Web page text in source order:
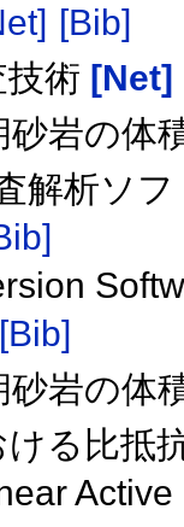
[Bib]
術 [Net]
砂岩の体
解析ソ
[Bib]
砂岩の体
ける比抵